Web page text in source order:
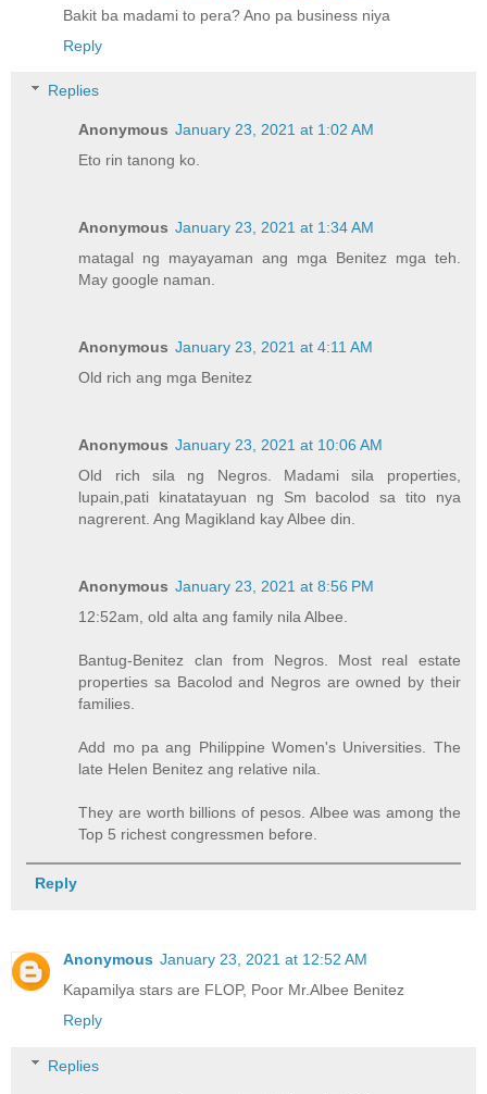
Bakit ba madami to pera? Ano pa business niya
Reply
Replies
Anonymous January 23, 2021 at 1:02 AM
Eto rin tanong ko.
Anonymous January 23, 2021 at 1:34 AM
matagal ng mayayaman ang mga Benitez mga teh.
May google naman.
Anonymous January 23, 2021 at 4:11 AM
Old rich ang mga Benitez
Anonymous January 23, 2021 at 10:06 AM
Old rich sila ng Negros. Madami sila properties,
lupain,pati kinatatayuan ng Sm bacolod sa tito nya
nagrerent. Ang Magikland kay Albee din.
Anonymous January 23, 2021 at 8:56 PM
12:52am, old alta ang family nila Albee.
Bantug-Benitez clan from Negros. Most real estate
properties sa Bacolod and Negros are owned by their
families.
Add mo pa ang Philippine Women's Universities. The
late Helen Benitez ang relative nila.
They are worth billions of pesos. Albee was among the
Top 5 richest congressmen before.
Reply
Anonymous January 23, 2021 at 12:52 AM
Kapamilya stars are FLOP, Poor Mr.Albee Benitez
Reply
Replies